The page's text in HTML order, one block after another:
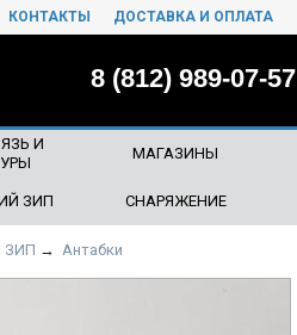
КОНТАКТЫ ДОСТАВКА И ОПЛАТА
8 (812) 989-07-57
И
МАГАЗИНЫ
ЗИП СНАРЯЖЕНИЕ
ЗИП → Антабки